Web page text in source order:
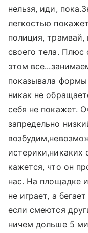
нельзя, иди,
легкостью
полиция, трамвай,
своего тела. Плюс
этом
показывала
никак не
себя не покажет.
запредельно
истерики,никаких
кажется, что он
нас. На площадке
не играет, а
если смеются
ничем дольше 5